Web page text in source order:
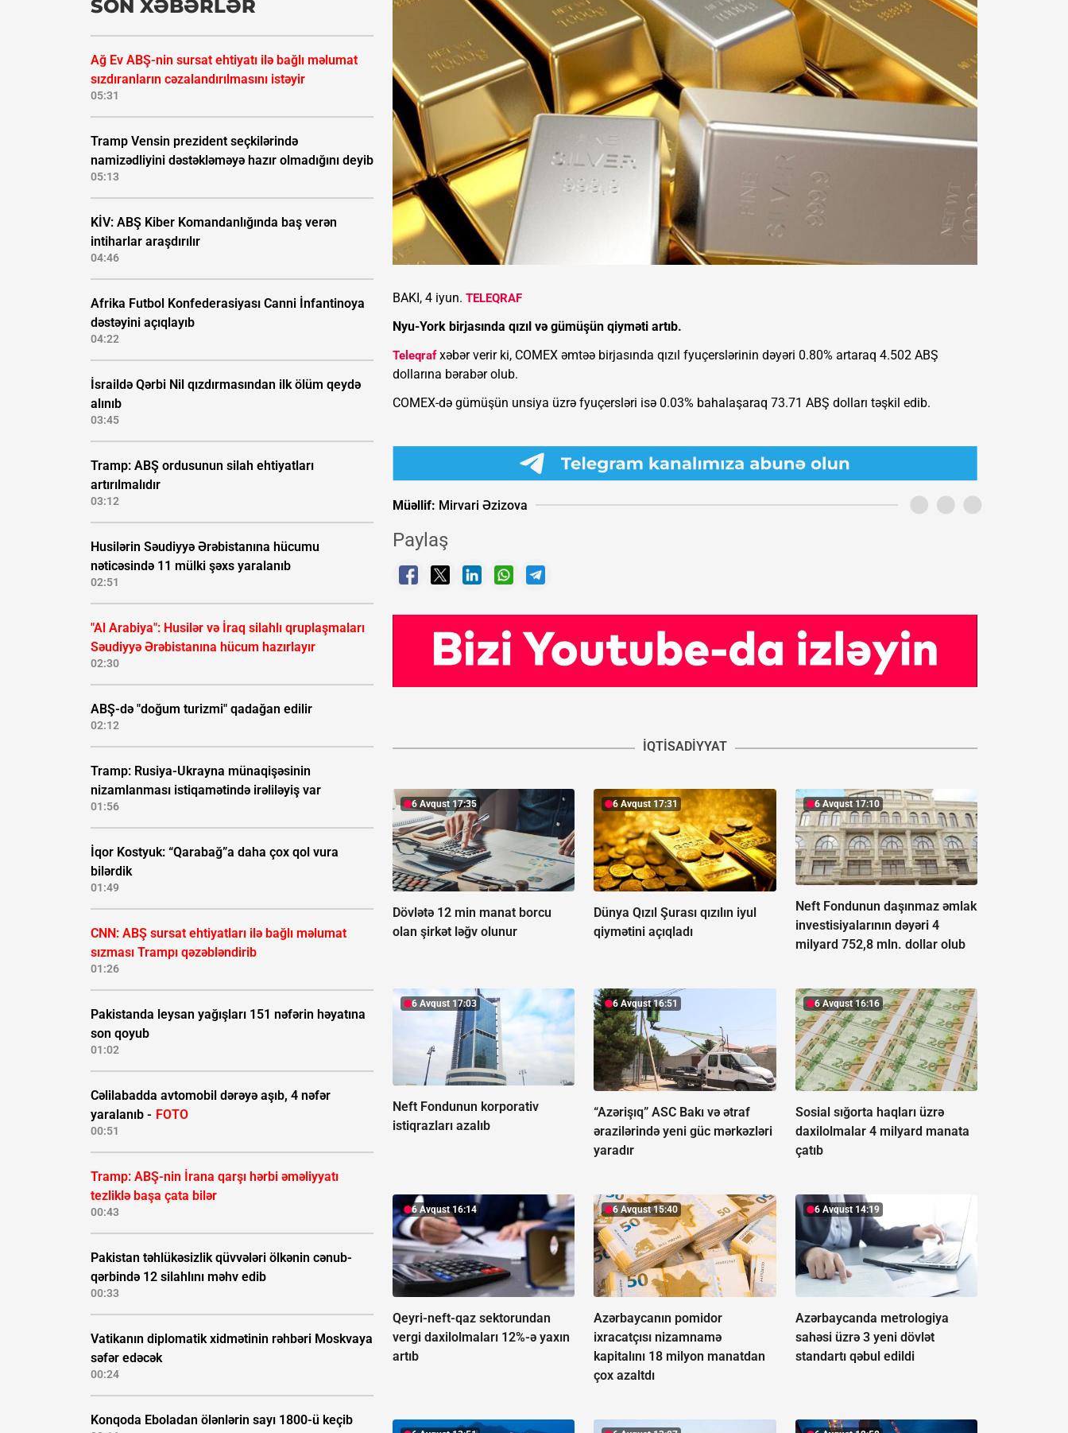
SON XƏBƏRLƏR
Ağ Ev ABŞ-nin sursat ehtiyatı ilə bağlı məlumat
sızdıranların cəzalandırılmasını istəyir
05:31
Tramp Vensin prezident seçkilərində
namizədliyini dəstəkləməyə hazır olmadığını deyib
05:13
KİV: ABŞ Kiber Komandanlığında baş verən
intiharlar araşdırılır
04:46
Afrika Futbol Konfederasiyası Canni İnfantinoya
dəstəyini açıqlayıb
04:22
İsraildə Qərbi Nil qızdırmasından ilk ölüm qeydə
alınıb
03:45
Tramp: ABŞ ordusunun silah ehtiyatları
artırılmalıdır
03:12
Husilərin Səudiyyə Ərəbistanına hücumu
nəticəsində 11 mülki şəxs yaralanıb
02:51
"Al Arabiya": Husilər və İraq silahlı qruplaşmaları
Səudiyyə Ərəbistanına hücum hazırlayır
02:30
ABŞ-də "doğum turizmi" qadağan edilir
02:12
Tramp: Rusiya-Ukrayna münaqişəsinin
nizamlanması istiqamətində irəliləyiş var
01:56
İqor Kostyuk: “Qarabağ”a daha çox qol vura
bilərdik
01:49
CNN: ABŞ sursat ehtiyatları ilə bağlı məlumat
sızması Trampı qəzəbləndirib
01:26
Pakistanda leysan yağışları 151 nəfərin həyatına
son qoyub
01:02
Cəlilabadda avtomobil dərəyə aşıb, 4 nəfər
yaralanıb - FOTO
00:51
Tramp: ABŞ-nin İrana qarşı hərbi əməliyyatı
tezliklə başa çata bilər
00:43
Pakistan təhlükəsizlik qüvvələri ölkənin cənub-
qərbində 12 silahlını məhv edib
00:33
Vatikanın diplomatik xidmətinin rəhbəri Moskvaya
səfər edəcək
00:24
Konqoda Eboladan ölənlərin sayı 1800-ü keçib
BAKI, 4 iyun. TELEQRAF
Nyu-York birjasında qızıl və gümüşün qiyməti artıb.
Teleqrafxəbər verir ki, COMEX əmtəə birjasında qızıl fyuçerslərinin dəyəri 0.80% artaraq 4.502 ABŞ
dollarına bərabər olub.
COMEX-də gümüşün unsiya üzrə fyuçersləri isə 0.03% bahalaşaraq 73.71 ABŞ dolları təşkil edib.
Müəllif: Mirvari Əzizova
Paylaş
İQTISADIYYAT
6 Avqust 17:35
Dövlətə 12 min manat borcu
olan şirkət ləğv olunur
6 Avqust 17:31
Dünya Qızıl Şurası qızılın iyul
qiymətini açıqladı
6 Avqust 17:10
Neft Fondunun daşınmaz əmlak
investisiyalarının dəyəri 4
milyard 752,8 mln. dollar olub
6 Avqust 17:03
Neft Fondunun korporativ
istiqrazları azalıb
6 Avqust 16:51
“Azərişıq” ASC Bakı və ətraf
ərazilərində yeni güc mərkəzləri
yaradır
6 Avqust 16:16
Sosial sığorta haqları üzrə
daxilolmalar 4 milyard manata
çatıb
6 Avqust 16:14
Qeyri-neft-qaz sektorundan
vergi daxilolmaları 12%-ə yaxın
artıb
6 Avqust 15:40
Azərbaycanın pomidor
ixracatçısı nizamnamə
kapitalını 18 milyon manatdan
çox azaltdı
6 Avqust 14:19
Azərbaycanda metrologiya
sahəsi üzrə 3 yeni dövlət
standartı qəbul edildi